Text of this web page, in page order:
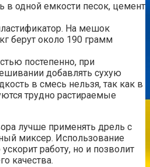
в одной емкости песок, цемент
На мешок
берут около 190 грамм
постепенно, при
добавлять сухую
в смесь нельзя, так как в
трудно растираемые
лучше применять дрель с
миксер. Использование
работу, но и позволит
качества.